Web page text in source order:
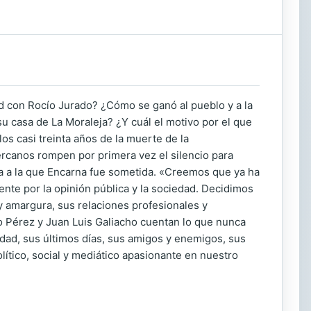
Rocío Jurado? ¿Cómo se ganó al pueblo y a la
casa de La Moraleja? ¿Y cuál el motivo por el que
casi treinta años de la muerte de la
rompen por primera vez el silencio para
la que Encarna fue sometida. «Creemos que ya ha
por la opinión pública y la sociedad. Decidimos
sus relaciones profesionales y
y Juan Luis Galiacho cuentan lo que nunca
sus últimos días, sus amigos y enemigos, sus
social y mediático apasionante en nuestro